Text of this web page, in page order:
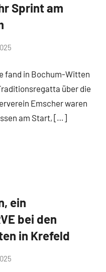
Sprint am
fand in Bochum-Witten
über die
Emscher waren
am Start, […]
ein
bei den
in Krefeld